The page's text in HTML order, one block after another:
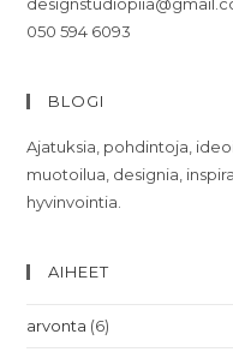
050 594 6093
BLOGI
Ajatuksia, pohdintoja,
muotoilua, designia,
hyvinvointia.
AIHEET
arvonta (6)